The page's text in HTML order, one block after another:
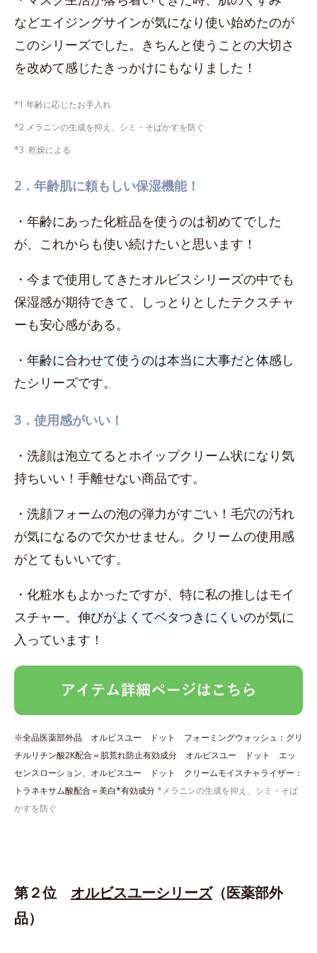
などエイジングサインが気になり使い始めたのが
このシリーズでした。きちんと使うことの大切さ
を改めて感じたきっかけにもなりました！
*1 年齢に応じたお手入れ
*2 メラニンの生成を抑え、シミ・そばかすを防ぐ
*3 乾燥による
2．年齢肌に頼もしい保湿機能！
・年齢にあった化粧品を使うのは初めてでした
が、これからも使い続けたいと思います！
・今まで使用してきたオルビスシリーズの中でも
保湿感が期待できて、しっとりとしたテクスチャ
ーも安心感がある。
・ 年齢に合わせて使うのは本当に大事だと体感し
たシリーズです。
3．使用感がいい！
・洗顔は泡立てるとホイップクリーム状になり気
持ちいい！手離せない商品です。
・洗顔フォームの泡の弾力がすごい！毛穴の汚れ
が気になるので欠かせません。クリームの使用感
がとてもいいです。
・化粧水もよかったですが、特に私の推しはモイ
スチャー。 伸びがよくてベタつきにくいのが気に
入っています！
※全品医薬部外品 オルビスユー ドット フォーミングウォッシュ：グリ
チルリチン酸2K配合＝肌荒れ防止有効成分 オルビスユー ドット エッ
センスローション、オルビスユー ドット クリームモイスチャライザー：
トラネキサム酸配合＝美白*有効成分*メラニンの生成を抑え、シミ・そば
かすを防ぐ
第２位 オルビスユーシリーズ（医薬部外
品）